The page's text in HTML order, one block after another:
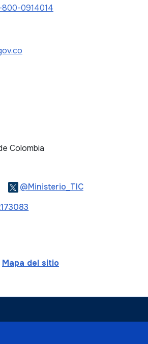
800-0914014
Colombia
Tiktok
@Ministerio_TICLogo Twitter
Mapa del sitio